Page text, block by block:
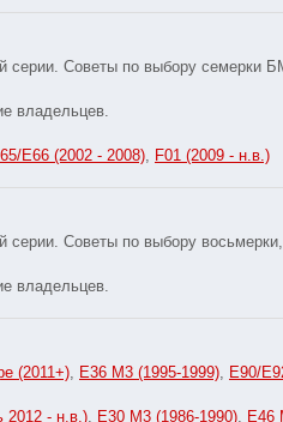
серии. Советы по выбору семерки
владельцев.
E66 (2002 - 2008) F01 (2009 - н.в.)
серии. Советы по выбору
владельцев.
(2011+) E36 M3 (1995-1999) E90/
2012 - н.в.) E30 M3 (1986-1990) E46